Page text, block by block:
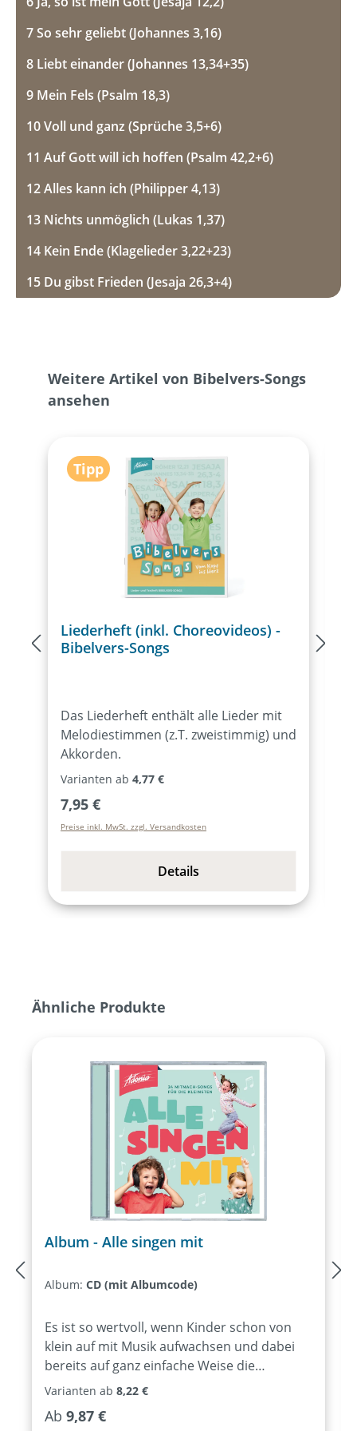
7 So sehr geliebt (Johannes 3,16)
8 Liebt einander (Johannes 13,34+35)
9 Mein Fels (Psalm 18,3)
10 Voll und ganz (Sprüche 3,5+6)
11 Auf Gott will ich hoffen (Psalm 42,2+6)
12 Alles kann ich (Philipper 4,13)
13 Nichts unmöglich (Lukas 1,37)
14 Kein Ende (Klagelieder 3,22+23)
15 Du gibst Frieden (Jesaja 26,3+4)
Produktgalerie überspringen
Weitere Artikel von Bibelvers-Songs
ansehen
Tipp
Liederheft (inkl. Choreovideos) -
Bibelvers-Songs
Das Liederheft enthält alle Lieder mit
Melodiestimmen (z.T. zweistimmig) und
Akkorden.
Varianten ab 4,77 €
Regulärer Preis:
7,95 €
Preise inkl. MwSt. zzgl. Versandkosten
Details
Produktgalerie überspringen
Ähnliche Produkte
Album - Alle singen mit
Album: CD (mit Albumcode)
Es ist so wertvoll, wenn Kinder schon von
klein auf mit Musik aufwachsen und dabei
bereits auf ganz einfache Weise die
grundlegenden Wahrheiten kennenlernen,
Schöpfer ist. Mit diesem Ziel ist das Album
Varianten ab 8,22 €
Regulärer Preis:
Ab 9,87 €